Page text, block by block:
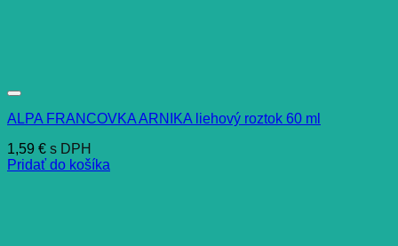
ALPA FRANCOVKA ARNIKA liehový roztok 60 ml
1,59 € s DPH
Pridať do košíka